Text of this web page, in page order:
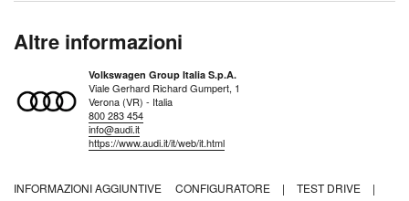
Altre informazioni
Volkswagen Group Italia S.p.A.
Viale Gerhard Richard Gumpert, 1
Verona (VR) - Italia
800 283 454
info@audi.it
https://www.audi.it/it/web/it.html
INFORMAZIONI AGGIUNTIVE CONFIGURATORE | TEST DRIVE
|